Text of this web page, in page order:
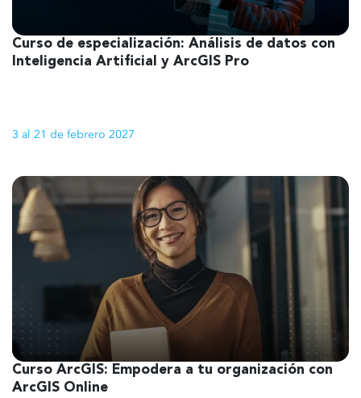
1
Curso de especialización: Análisis de datos con
Inteligencia Artificial y ArcGIS Pro
3 al 21 de febrero 2027
1
Curso ArcGIS: Empodera a tu organización con
ArcGIS Online